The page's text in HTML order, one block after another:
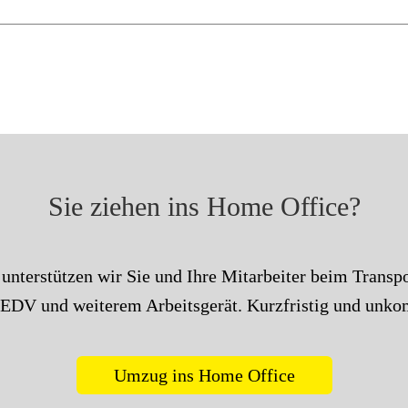
Sie ziehen ins Home Office?
unterstützen wir Sie und Ihre Mitarbeiter beim
und weiterem Arbeitsgerät. Kurzfristig und
Umzug ins Home Office